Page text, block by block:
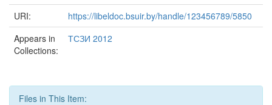
URI:
https://libeldoc.bsuir.by/handle/123456789/5850
Appears in
Collections:
ТСЗИ 2012
Files in This Item: